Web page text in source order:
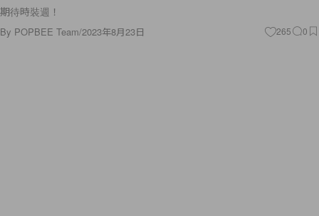
期待時裝週！
By POPBEE Team/2023年8月23日 265 0